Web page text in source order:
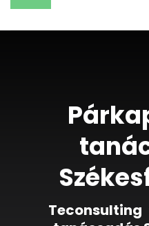
Teconsulting